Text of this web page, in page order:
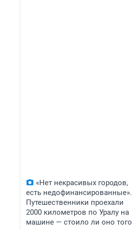
«Нет некрасивых городов,
есть недофинансированные».
Путешественники проехали
2000 километров по Уралу на
машине — стоило ли оно того